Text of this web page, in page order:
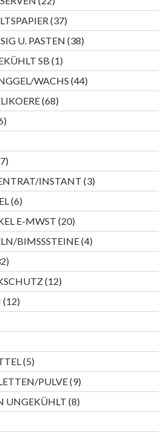
Produkte
3737
Produkte
U. PASTEN 3838
Produkte
SB 11
Produkt
WACHS 4444
Produkte
6868
Produkte
26
Produkte
77
Produkte
INSTANT 33
Produkte
66
Produkte
E-MWST 2020
Produkte
BIMSSSTEINE 44
Produkte
32
Produkte
1212
Produkte
1212
Produkte
55
Produkte
PULVE 99
Produkte
UNGEKÜHLT 88
Produkte